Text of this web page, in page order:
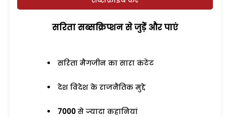
सरिता सब्सक्रिप्शन से जुड़ेें और पाएं
सरिता मैगजीन का सारा कंटेंट
देश विदेश के राजनैतिक मुद्दे
7000 से ज्यादा कहानियां